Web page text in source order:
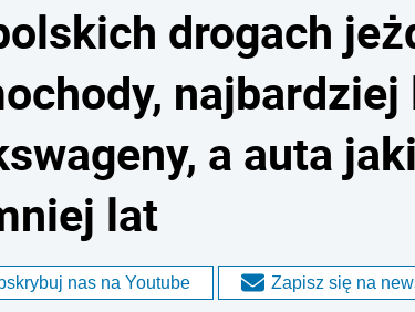
drogach
a auta
lat
nas na Youtube Zapisz się na